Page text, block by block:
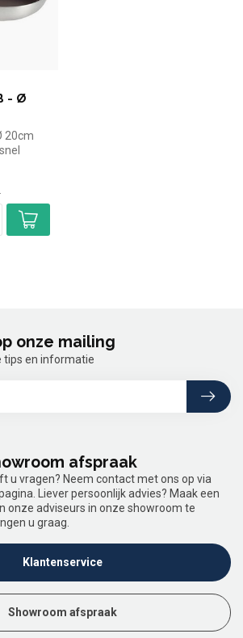
- Ø
20cm
afspraak
u vragen? Neem contact met ons op via
Liever persoonlijk advies? Maak een
onze adviseurs in onze showroom te
u graag.
Klantenservice
Showroom afspraak
onze mailing
tips en informatie